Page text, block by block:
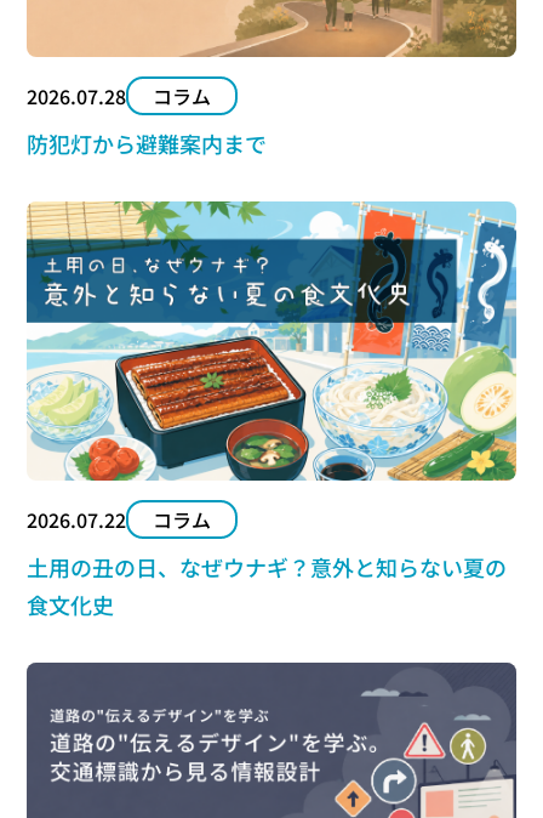
2026.07.28 コラム
防犯灯から避難案内まで
2026.07.22 コラム
土用の丑の日、なぜウナギ？意外と知らない夏の
食文化史